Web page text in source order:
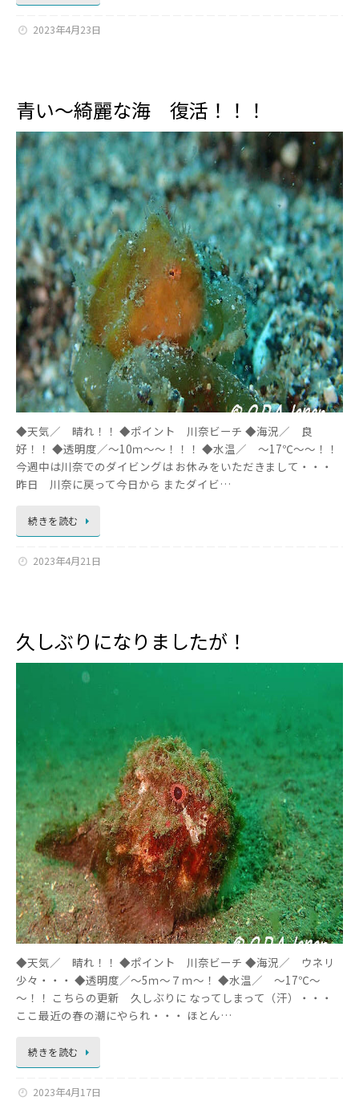
2023年4月23日
青い～綺麗な海 復活！！！
◆天気／ 晴れ！！ ◆ポイント 川奈ビーチ ◆海況／ 良
好！！ ◆透明度／～10ｍ～～！！！ ◆水温／ ～17℃～～！！
今週中は川奈でのダイビングは お休みをいただきまして・・・
昨日 川奈に戻って今日から またダイビ…
続きを読む
2023年4月21日
久しぶりになりましたが！
◆天気／ 晴れ！！ ◆ポイント 川奈ビーチ ◆海況／ ウネリ
少々・・・ ◆透明度／～5ｍ～７ｍ～！ ◆水温／ ～17℃～
～！！ こちらの更新 久しぶりに なってしまって（汗）・・・
ここ最近の春の潮にやられ・・・ ほとん…
続きを読む
2023年4月17日